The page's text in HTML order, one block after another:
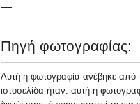
—
Πηγή φωτογραφίας:
Αυτή η φωτογραφία ανέβηκε από
ιστοσελίδα ήταν: αυτή η